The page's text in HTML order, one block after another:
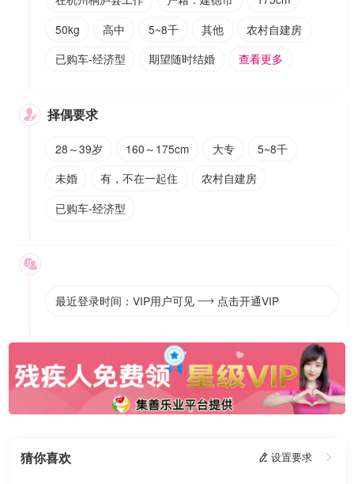
50kg
高中 5~8千 其他
农村自建房
已购车-经济型
期望随时结婚 查看更多
 择偶要求
28～39岁 160～175cm 大专
5~8千
未婚
有，不在一起住
农村自建房
已购车-经济型

最近登录时间：VIP用户可见  点击开通VIP
猜你喜欢  设置要求 